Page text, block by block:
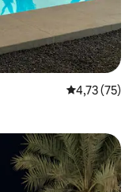
Vidutinis
4,73 (75)